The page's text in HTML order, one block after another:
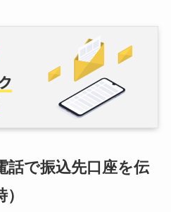
話で振込先口座を伝